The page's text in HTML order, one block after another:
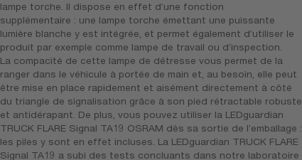
lampe torche. Il dispose en effet d’une fonction
supplémentaire : une lampe torche émettant une puissante
lumière blanche y est intégrée, et permet également d’utiliser le
produit par exemple comme lampe de travail ou d’inspection.
La compacité de cette lampe de détresse vous permet de la
ranger dans le véhicule à portée de main et, au besoin, elle peut
être mise en place rapidement et aisément directement à côté
du triangle de signalisation grâce à son pied rétractable robuste
et antidérapant. De plus, vous pouvez utiliser la LEDguardian
TRUCK FLARE Signal TA19 OSRAM dès sa sortie de l’emballage :
les piles y sont en effet incluses. La LEDguardian TRUCK FLARE
Signal TA19 a subi des tests concluants dans notre laboratoire